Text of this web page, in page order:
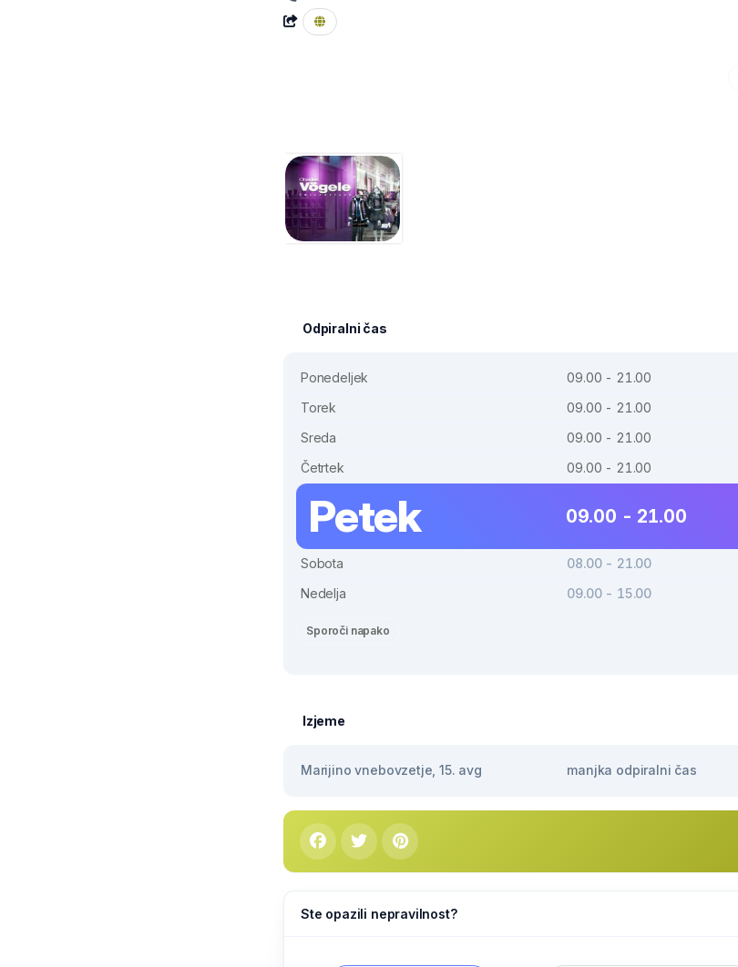
Odpiralni čas
Ponedeljek
09.00 - 21.00
Torek
09.00 - 21.00
Sreda
09.00 - 21.00
Četrtek
09.00 - 21.00
Petek 09.00 - 21.00
Sobota
08.00 - 21.00
Nedelja
09.00 - 15.00
Sporoči napako
Izjeme
Marijino vnebovzetje, 15. avg manjka odpiralni čas
Ste opazili nepravilnost?